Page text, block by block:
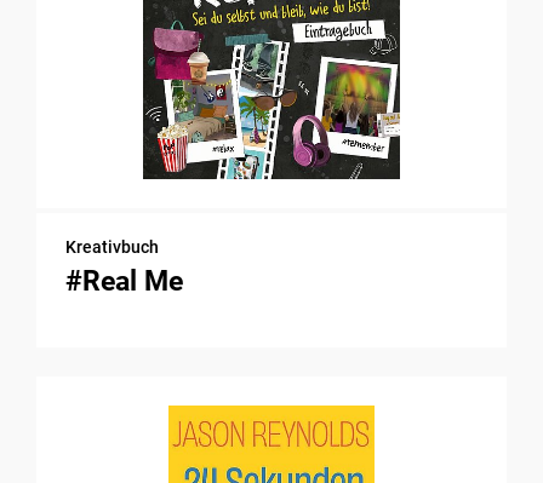
Kreativbuch
#Real Me